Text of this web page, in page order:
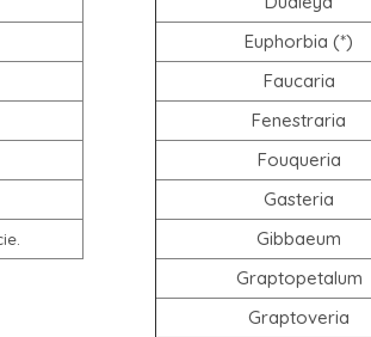
Euphorbia (*)
Faucaria
Fenestraria
Fouqueria
Gasteria
Gibbaeum
Graptopetalum
Graptoveria